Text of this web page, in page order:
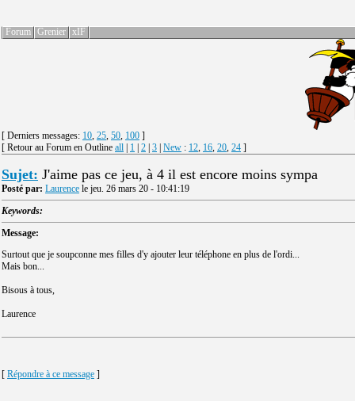
Forum Grenier xIF
[ Derniers messages: 10, 25, 50, 100 ]
[ Retour au Forum en Outline all 1 2 3 New : 12, 16, 20, 24 ]
Sujet: J'aime pas ce jeu, à 4 il est encore moins sympa
Posté par: Laurence le jeu. 26 mars 20 - 10:41:19
Keywords:
Message:
Surtout que je soupconne mes filles d'y ajouter leur téléphone en plus de l'ordi...
Mais bon...
Bisous à tous,
Laurence
[ Répondre à ce message ]